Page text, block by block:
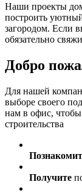
Наши проекты
построить
загородом. Если
обязательно
Добро
Для нашей
выборе своего
нам в офис, чтобы
строительства
Получите